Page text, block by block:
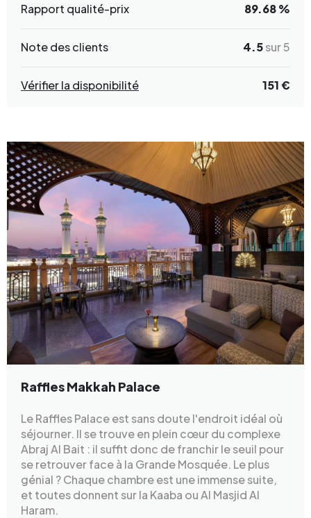
Rapport qualité-prix 89.68 %
Note des clients 4.5sur 5
Vérifier la disponibilité 151 €
Raffles Makkah Palace
Le Raffles Palace est sans doute l'endroit idéal où
séjourner. Il se trouve en plein cœur du complexe
Abraj Al Bait : il suffit donc de franchir le seuil pour
se retrouver face à la Grande Mosquée. Le plus
génial ? Chaque chambre est une immense suite,
et toutes donnent sur la Kaaba ou Al Masjid Al
Haram.